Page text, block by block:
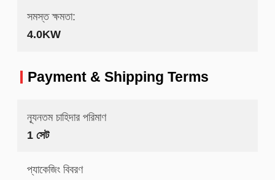
সমস্ত ক্ষমতা:
4.0KW
Payment & Shipping Terms
ন্যূনতম চাহিদার পরিমাণ
1 সেট
প্যাকেজিং বিবরণ